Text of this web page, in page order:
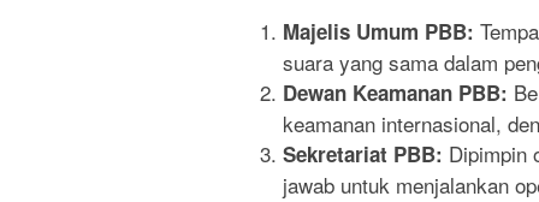
Majelis Umum PBB:
suara yang sama dalam
Dewan Keamanan PBB:
keamanan internasional,
Sekretariat PBB: Dipimpin
jawab untuk menjalankan